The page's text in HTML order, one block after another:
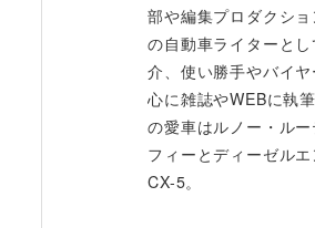
部や編集プロダクシ
の自動車ライターと
介、使い勝手やバイ
心に雑誌やWEBに執
の愛車はルノー・ル
フィーとディーゼル
CX-5。